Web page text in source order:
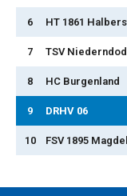
6 HT 1861
7 TSV
8 HC Burgenland
9 DRHV 06
10 FSV 1895